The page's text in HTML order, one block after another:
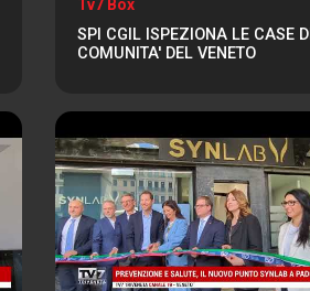
Tv7 Box
SPI CGIL ISPEZIONA LE CASE DI
COMUNITA' DEL VENETO